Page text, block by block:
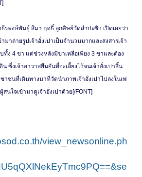
ยธีรพงษ์พันธุ์ สีมา ฤทธิ์ ลูกศิษย์วัดสำปะซิว เปิดเผยว่า
าถ่ายรูปเจ้าอั่งเปาเป็นจำนวนมากและสงสารเจ้า
ทั้ง 4 ขา แต่ช่วงหลังมีขาเหลือเพียง 3 ขาและต้อง
ซึ่งเจ้าอาวาสยืนยันที่จะเลี้ยงไว้จนเจ้าอั่งเปาสิ้น
าชนที่เดินทางมาที่วัดนำภาพเจ้าอั่งเปาไปลงในเฟ
นใจเข้ามาดูเจ้าอั่งเปาด้วย[/FONT]
view_newsonline.ph